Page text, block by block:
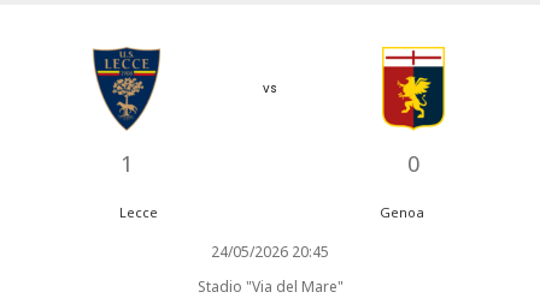
1
vs
0
Lecce Genoa
24/05/2026 20:45
Stadio "Via del Mare"